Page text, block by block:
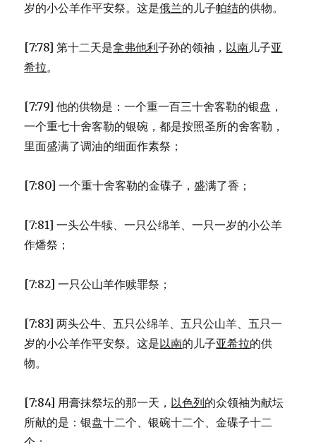
岁的小公羊作平安祭。这是俄兰的儿子帕结的供物。
[7:78] 第十二天是拿弗他利子孙的领袖， 以南儿子亚
希拉。
[7:79] 他的供物是：一个重一百三十舍客勒的银盘，
一个重七十舍客勒的银碗，都是按照圣所的舍客勒，
里面盛满了调油的细面作素祭；
[7:80] 一个重十舍客勒的金碟子，盛满了香；
[7:81] 一头公牛犊、一只公绵羊、一只一岁的小公羊
作燔祭；
[7:82] 一只公山羊作赎罪祭；
[7:83] 两头公牛、五只公绵羊、五只公山羊、五只一
岁的小公羊作平安祭。这是以南的儿子亚希拉的供
物。
[7:84] 用膏抹祭坛的那一天， 以色列的众领袖为献坛
所献的是：银盘十二个、银碗十二个、金碟子十二